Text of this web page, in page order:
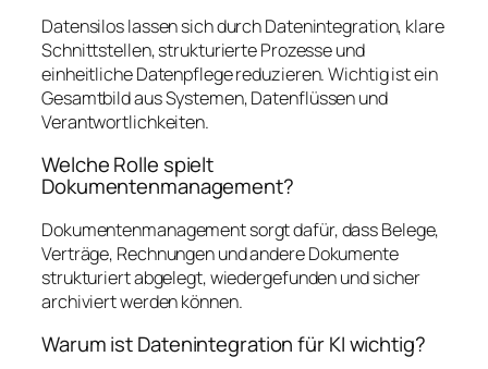
Datensilos lassen sich durch Datenintegration, klare
Schnittstellen, strukturierte Prozesse und
einheitliche Datenpflege reduzieren. Wichtig ist ein
Gesamtbild aus Systemen, Datenflüssen und
Verantwortlichkeiten.
Welche Rolle spielt
Dokumentenmanagement?
Dokumentenmanagement sorgt dafür, dass Belege,
Verträge, Rechnungen und andere Dokumente
strukturiert abgelegt, wiedergefunden und sicher
archiviert werden können.
Warum ist Datenintegration für KI wichtig?